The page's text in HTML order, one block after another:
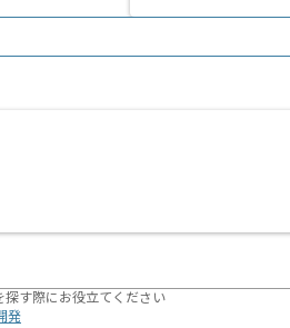
探す際にお役立てください
発